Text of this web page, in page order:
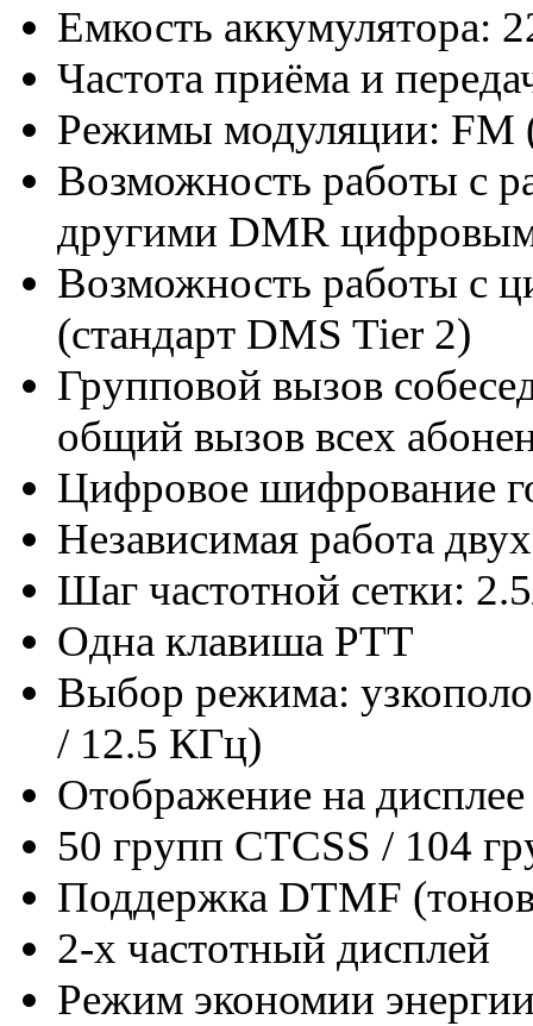
Емкость аккумулятора:
Частота приёма и
Режимы модуляции: FM
Возможность работы с
другими DMR
Возможность работы с
(стандарт DMS Tier 2)
Групповой вызов
общий вызов всех
Цифровое шифрование
Независимая работа
Шаг частотной сетки:
Одна клавиша PTT
Выбор режима:
/ 12.5 КГц)
Отображение на
50 групп CTСSS / 104
Поддержка DTMF
2-х частотный дисплей
Режим экономии